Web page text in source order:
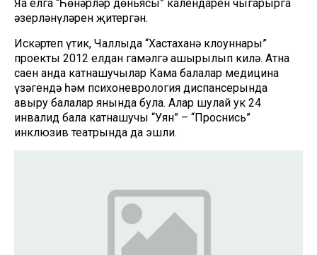
Яңа елга “Һөнәрләр дөньясы” календарен чыгарырга
әзерләнүләрен җитергән.
Искәртеп үтик, Чаллыда “Хастаханә клоуннары”
проекты 2012 елдан гамәлгә ашырылып килә. Атна
саен анда катнашучылар Кама балалар медицина
үзәгендә һәм психоневрология диспансерында
авыру балалар янында була. Алар шулай ук 24
инвалид бала катнашучы “Уян” – “Проснись”
инклюзив театрында да эшли.